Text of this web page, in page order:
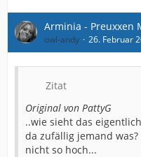
Arminia - Preuxxen
owl-andy 26. Februar
Zitat
Original von PattyG
..wie sieht das
da zufällig jemand
nicht so hoch...